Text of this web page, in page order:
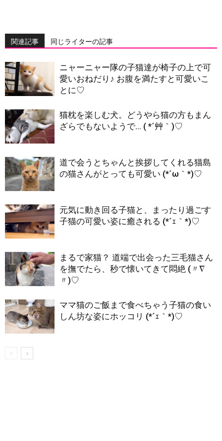
関連記事 同じライターの記事
ニャーニャー隊の子猫達が椅子の上で可
愛いおねだり♪ お腹を満たすと可愛いこ
とに♡
猫枕を楽しむ犬。どうやら猫の方もまん
ざらでもないようで… ( *´艸｀)♡
道で会うとちゃんと挨拶してくれる猫島
の猫さんがとっても可愛い (*´ω｀*)♡
元気に動き回る子猫と、まったり過ごす
子猫の可愛い姿に癒される (*´ｪ｀*)♡
まるで家猫？ 道端で出会った三毛猫さん
を撫でたら、秒で懐いてきて悶絶 (〃∇
〃)♡
ママ猫のご飯まで食べちゃう子猫の食い
しん坊な姿にホッコリ (*´ｪ｀*)♡